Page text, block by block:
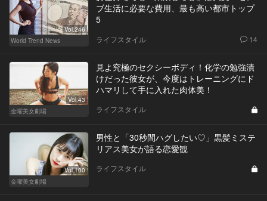
Vol.246
World Trend News
ブ生活に必要な費用、最も高い都市トップ
5
ライフスタイル 14
Vol.43
金曜美女劇場
見よ究極のセクシーボディ！化学の勉強漬
けだった彼女が、今度はトレーニングにド
ハマリして手に入れた肉体美！
ライフスタイル
Vol.100
金曜美女劇場
男性と「30秒間ハグしたい♡」黒髪ミステ
リアス美女が語る恋愛観
ライフスタイル